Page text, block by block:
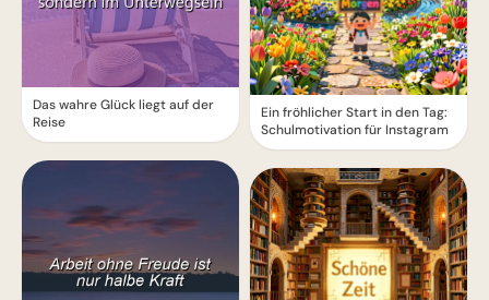
Das wahre Glück liegt auf der
Reise
Ein fröhlicher Start in den Tag:
Schulmotivation für Instagram